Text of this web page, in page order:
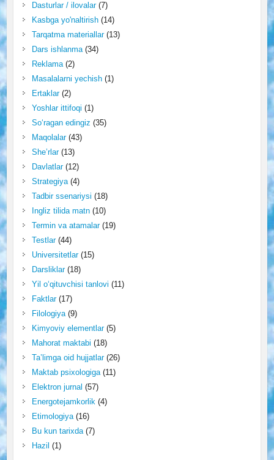
Dasturlar / ilovalar(7)
Kasbga yo'naltirish(14)
Tarqatma materiallar(13)
Dars ishlanma(34)
Reklama(2)
Masalalarni yechish(1)
Ertaklar(2)
Yoshlar ittifoqi (1)
So‘ragan edingiz (35)
Maqolalar(43)
She’rlar(13)
Davlatlar(12)
Strategiya(4)
Tadbir ssenariysi (18)
Ingliz tilida matn(10)
Termin va atamalar(19)
Testlar(44)
Universitetlar(15)
Darsliklar(18)
Yil o‘qituvchisi tanlovi (11)
Faktlar(17)
Filologiya(9)
Kimyoviy elementlar(5)
Mahorat maktabi (18)
Ta’limga oid hujjatlar(26)
Maktab psixologiga(11)
Elektron jurnal (57)
Energotejamkorlik(4)
Etimologiya(16)
Bu kun tarixda(7)
Hazil (1)